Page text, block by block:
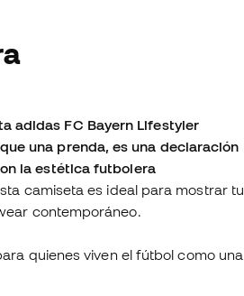
adidas FC Bayern Lifestyler
una prenda, es una declaración
la estética futbolera
camiseta es ideal para mostrar tu
contemporáneo.
quienes viven el fútbol como una